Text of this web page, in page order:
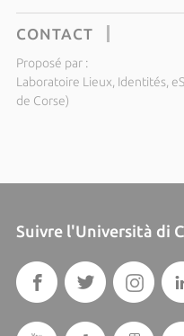
CONTACT
Proposé par :
Laboratoire Lieux, Identités,
de Corse)
Suivre l'Università di